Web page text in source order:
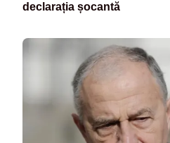
declarația șocantă